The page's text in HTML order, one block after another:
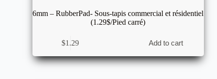
6mm – RubberPad- Sous-tapis commercial et résidentiel
(1.29$/Pied carré)
$1.29 Add to cart